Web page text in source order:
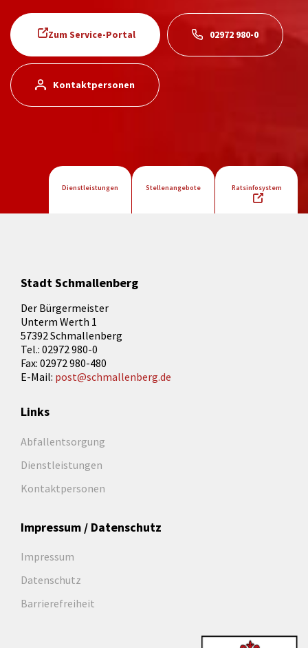
Zum Service-Portal 02972 980-0
Kontaktpersonen
Dienstleistungen Stellenangebote Ratsinfosystem
Stadt Schmallenberg
Der Bürgermeister
Unterm Werth 1
57392 Schmallenberg
Tel.: 02972 980-0
Fax: 02972 980-480
E-Mail: post@schmallenberg.de
Links
Abfallentsorgung
Dienstleistungen
Kontaktpersonen
Impressum / Datenschutz
Impressum
Datenschutz
Barrierefreiheit